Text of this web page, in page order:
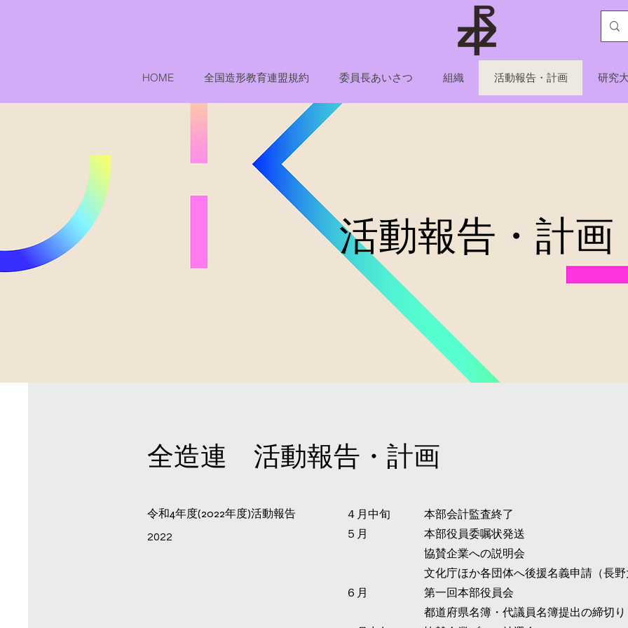
HOME 全国造形教育連盟規約 委員長あいさつ 組織 活動報告・計画 研究
活動報告・計画
​全造連 活動報告・計画
令和4年度(2022年度)活動報告
2022
４月中旬 本部会計監査終了
５月 本部役員委嘱状発送
協賛企業への説明会
文化庁ほか各団体へ後援名義申請（長野
６ 月 第一回本部役員会
都道府県名簿・代議員名簿提出の締切り